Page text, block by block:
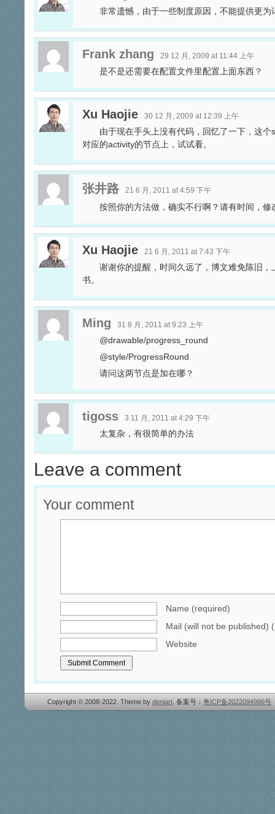
非常遗憾，由于一些制度原因，不能提供更为
Frank zhang 29 12 月, 2009 at 11:44 上午
是不是还需要在配置文件里配置上面东西？
Xu Haojie 30 12 月, 2009 at 12:39 上午
由于现在手头上没有代码，回忆了一下，这
对应的activity的节点上，试试看。
张井路 21 6 月, 2011 at 4:59 下午
按照你的方法做，确实不行啊？请有时间，修
Xu Haojie 21 6 月, 2011 at 7:43 下午
谢谢你的提醒，时间久远了，博文难免陈旧
书。
Ming 31 8 月, 2011 at 9:23 上午
@drawable/progress_round
@style/ProgressRound
请问这两节点是加在哪？
tigoss 3 11 月, 2011 at 4:29 下午
太复杂，有很简单的办法
Leave a comment
Your comment
Name (required)
Mail (will not be published)
Website
Copyright © 2008-2022. Theme by deniart . 备案号： 粤ICP备2022094986号